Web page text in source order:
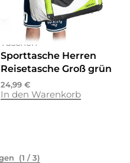
ReisetaschenWochenende
Taschen
Sporttasche Herren
Reisetasche Groß grün
24,99 €
In den Warenkorb
(1 / 3)